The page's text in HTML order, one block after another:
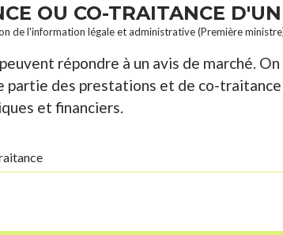
OU CO-TRAITANCE
de l'information légale et administrative (Première
répondre à un avis de marché.
partie des prestations et de co-
et financiers.